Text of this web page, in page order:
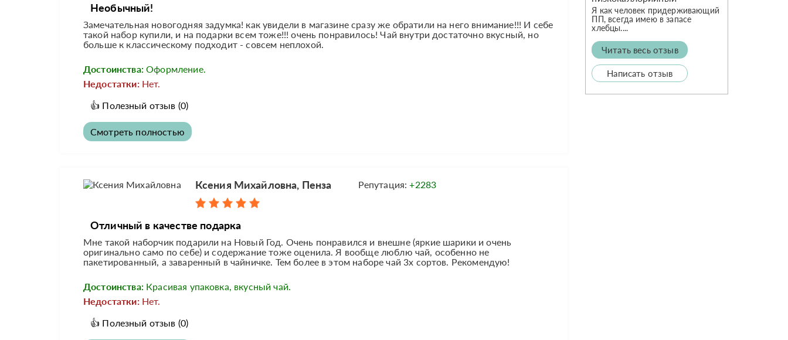
Необычный!
Замечательная новогодняя задумка! как увидели в магазине сразу же обратили на него внимание!!! И себе
такой набор купили, и на подарки всем тоже!!! очень понравилось! Чай внутри достаточно вкусный, но
больше к классическому подходит - совсем неплохой.
Достоинства: Оформление.
Недостатки: Нет.
👍 Полезный отзыв (0)
Смотреть полностью
Ксения Михайловна, Пенза Репутация:+2283
Отличный в качестве подарка
Мне такой наборчик подарили на Новый Год. Очень понравился и внешне (яркие шарики и очень
оригинально само по себе) и содержание тоже оценила. Я вообще люблю чай, особенно не
пакетированный, а заваренный в чайничке. Тем более в этом наборе чай 3х сортов. Рекомендую!
Достоинства: Красивая упаковка, вкусный чай.
Недостатки: Нет.
👍 Полезный отзыв (0)
Я как человек придерживающий
ПП, всегда имею в запасе
хлебцы....
Читать весь отзыв
Написать отзыв